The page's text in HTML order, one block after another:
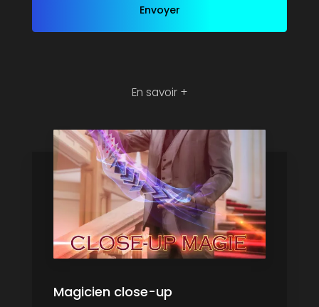
En savoir +
Magicien close-up